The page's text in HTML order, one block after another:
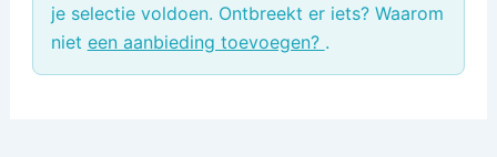
je selectie voldoen. Ontbreekt er iets? Waarom
niet een aanbieding toevoegen? .